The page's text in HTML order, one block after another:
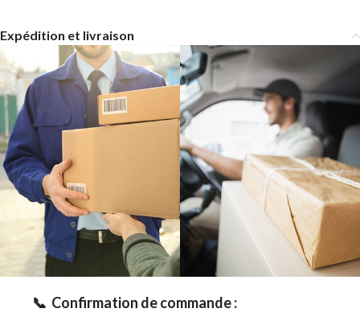
Expédition et livraison
📞 Confirmation de commande :